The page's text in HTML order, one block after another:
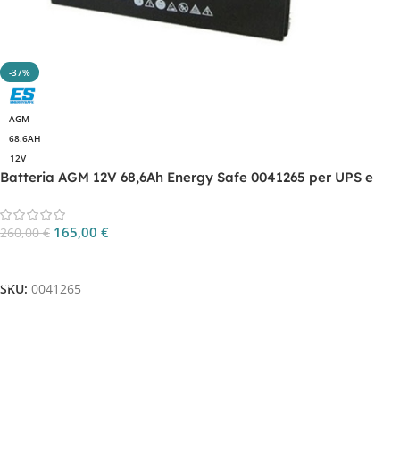
-37%
AGM
68.6AH
12V
Batteria AGM 12V 68,6Ah Energy Safe 0041265 per UPS e
260,00€ 165,00 €
SKU: 0041265